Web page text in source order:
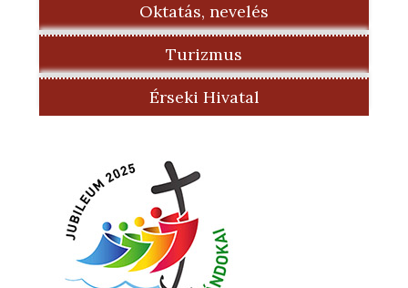
Oktatás, nevelés
Turizmus
Érseki Hivatal